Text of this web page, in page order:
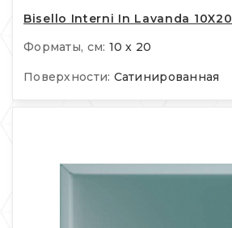
Bisello Interni In Lavanda 10X20
Форматы, см: 10 x 20
Поверхности: Сатинированная